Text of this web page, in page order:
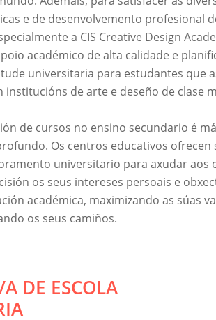
e de desenvolvemento profesional
a CIS Creative Design
académico de alta calidade e
universitaria para estudantes que
institucións de arte e deseño de clase
de cursos no ensino secundario é
Os centros educativos ofrecen
universitario para axudar aos
os seus intereses persoais e
académica, maximizando as súas
os seus camiños.
DE ESCOLA